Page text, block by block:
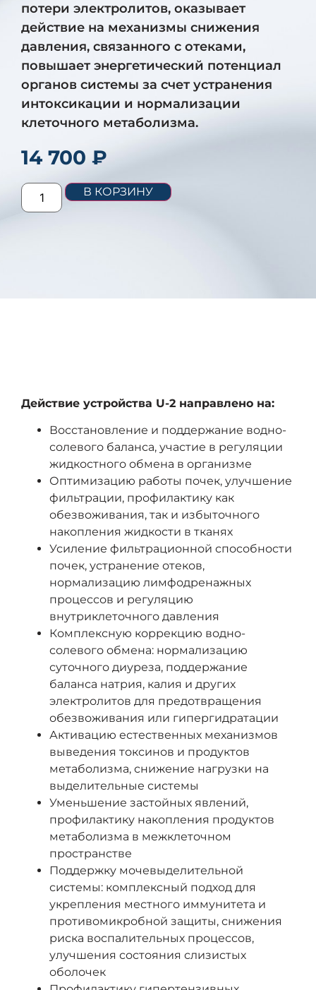
потери электролитов, оказывает
действие на механизмы снижения
давления, связанного с отеками,
повышает энергетический потенциал
органов системы за счет устранения
интоксикации и нормализации
клеточного метаболизма.
14 700 ₽
В КОРЗИНУ
Действие устройства U-2 направлено на:
Восстановление и поддержание водно-
солевого баланса, участие в регуляции
жидкостного обмена в организме
Оптимизацию работы почек, улучшение
фильтрации, профилактику как
обезвоживания, так и избыточного
накопления жидкости в тканях
Усиление фильтрационной способности
почек, устранение отеков,
нормализацию лимфодренажных
процессов и регуляцию
внутриклеточного давления
Комплексную коррекцию водно-
солевого обмена: нормализацию
суточного диуреза, поддержание
баланса натрия, калия и других
электролитов для предотвращения
обезвоживания или гипергидратации
Активацию естественных механизмов
выведения токсинов и продуктов
метаболизма, снижение нагрузки на
выделительные системы
Уменьшение застойных явлений,
профилактику накопления продуктов
метаболизма в межклеточном
пространстве
Поддержку мочевыделительной
системы: комплексный подход для
укрепления местного иммунитета и
противомикробной защиты, снижения
риска воспалительных процессов,
улучшения состояния слизистых
оболочек